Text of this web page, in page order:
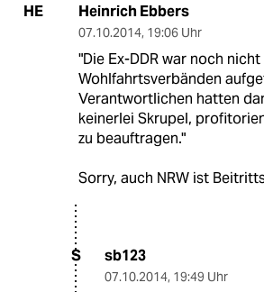
HE Heinrich Ebbers
07.10.2014, 19:06 Uhr
"Die Ex-DDR war noch
Wohlfahrtsverbänden
Verantwortlichen hatten
keinerlei Skrupel,
zu beauftragen."
Sorry, auch NRW ist
S sb123
07.10.2014, 19:49 Uhr